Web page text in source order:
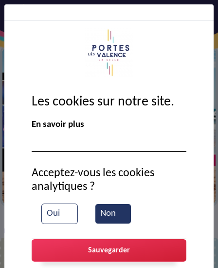
F. Feldman et Alméras
VIE MUNICIPALE > Ressources documentaires
Francçois Feldman
Les cookies sur notre site.
En savoir plus
Oui Non
Acceptez-vous les cookies
analytiques ?
Sauvegarder